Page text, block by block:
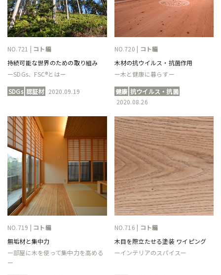
NO.721 | コト編
持続可能な世界のための取り組み
ーSDGs、FSC®とはー
SDGs 認証材 2020.09.19
NO.720 | コト編
木材の抗ウイルス・抗菌作用
ー木と健康に暮らすー
健康 抗ウイルス・抗菌
2020.08.26
NO.719 | コト編
無垢材と集中力
ー部屋に木を使って集中力を高める
ー
NO.716 | コト編
木目を際立たせる塗装 ワイピング
ーインテリアのスパイスー